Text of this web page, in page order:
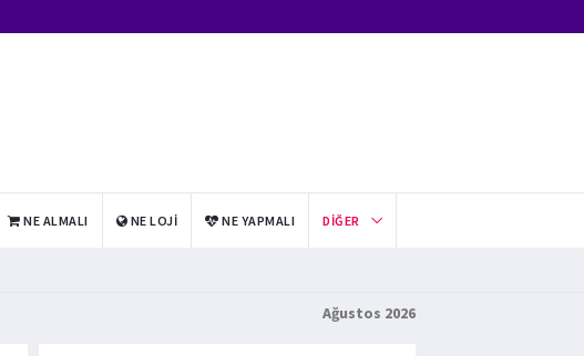
NE ALMALI NE LOJI NE YAPMALI DIĞER
Ağustos 2026